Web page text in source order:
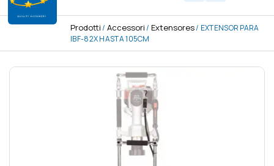
Prodotti/ Accessori/ Extensores/ EXTENSOR PARA
IBF-82X HASTA 105CM